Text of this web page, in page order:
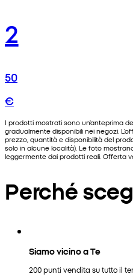
2
50
€
I prodotti mostrati sono un'anteprima
gradualmente disponibili nei negozi.
prezzo, quantità e disponibilità del
solo in alcune località). Le foto
leggermente dai prodotti reali. Offerta
Perché
Siamo vicino a Te
200 punti vendita su tutto il